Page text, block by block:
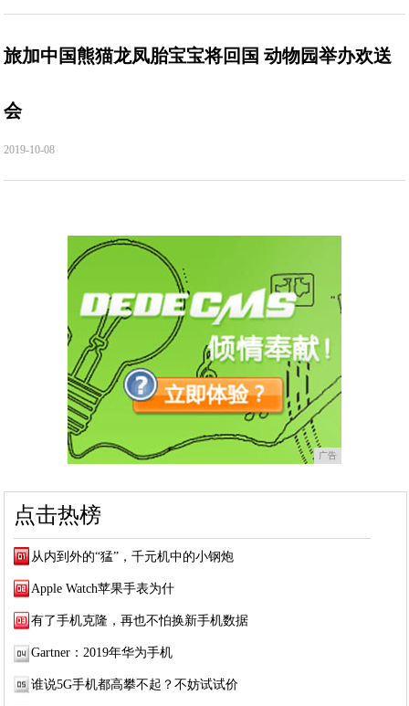
旅加中国熊猫龙凤胎宝宝将回国 动物园举办欢送
会
2019-10-08
广告
点击热榜
从内到外的“猛”，千元机中的小钢炮
Apple Watch苹果手表为什
有了手机克隆，再也不怕换新手机数据
Gartner：2019年华为手机
谁说5G手机都高攀不起？不妨试试价